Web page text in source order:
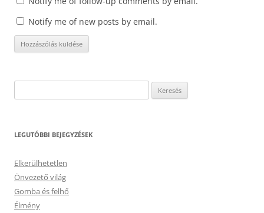
Notify me of new posts by email.
LEGUTÓBBI BEJEGYZÉSEK
Elkerülhetetlen
Önvezető világ
Gomba és felhő
Élmény